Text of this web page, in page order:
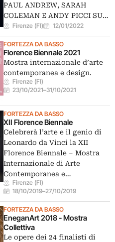
PAUL ANDREW, SARAH
COLEMAN E ANDY PICCI SU…
Firenze (FI) 12/01/2022
FORTEZZA DA BASSO
Florence Biennale 2021
Mostra internazionale d’arte
contemporanea e design.
Firenze (FI)
23/10/2021–31/10/2021
FORTEZZA DA BASSO
XII Florence Biennale
Celebrerà l’arte e il genio di
Leonardo da Vinci la XII
Florence Biennale – Mostra
Internazionale di Arte
Contemporanea e…
Firenze (FI)
18/10/2019–27/10/2019
FORTEZZA DA BASSO
EneganArt 2018 - Mostra
Collettiva
Le opere dei 24 finalisti di